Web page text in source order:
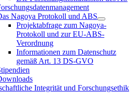
Nagoya Protokoll und ABS
Projektabfrage zum Nagoya-
Protokoll und zur EU-ABS-
Verordnung
Informationen zum Datenschutz
gemäß Art. 13 DS-GVO
Integrität und Forschungsethik